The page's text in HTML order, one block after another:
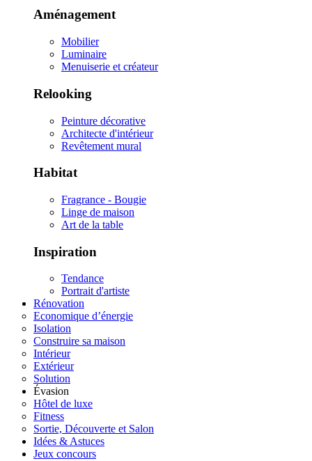
Aménagement
Mobilier
Luminaire
Menuiserie et créateur
Relooking
Peinture décorative
Architecte d'intérieur
Revêtement mural
Habitat
Fragrance - Bougie
Linge de maison
Art de la table
Inspiration
Tendance
Portrait d'artiste
Rénovation
Economique d’énergie
Isolation
Construire sa maison
Intérieur
Extérieur
Solution
Évasion
Hôtel de luxe
Fitness
Sortie, Découverte et Salon
Idées & Astuces
Jeux concours